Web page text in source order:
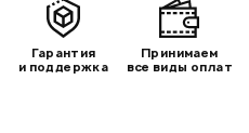
Гарантия
и поддержка
Принимаем
все виды оплат